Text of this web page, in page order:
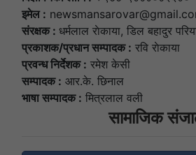
इमेल :
संरक्षक : धर्मलाल राेकाया, डिल बहादुर
प्रकाशक/प्रधान सम्पादक : रवि राेकाया
प्रवन्ध निर्देशक : रमेश केसी
सम्पादक : आर.के. छिनाल
भाषा सम्पादक : मित्रलाल वली
सामाजिक